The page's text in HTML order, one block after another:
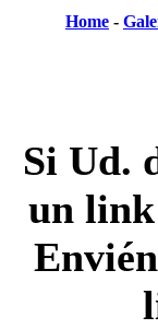
Home -
Si Ud.
un link